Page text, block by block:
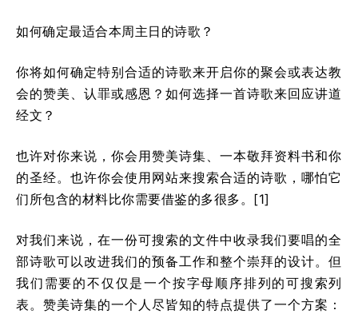
如何确定最适合本周主日的诗歌？
你将如何确定特别合适的诗歌来开启你的聚会或表达教
会的赞美、认罪或感恩？如何选择一首诗歌来回应讲道
经文？
也许对你来说，你会用赞美诗集、一本敬拜资料书和你
的圣经。也许你会使用网站来搜索合适的诗歌，哪怕它
们所包含的材料比你需要借鉴的多很多。[1]
对我们来说，在一份可搜索的文件中收录我们要唱的全
部诗歌可以改进我们的预备工作和整个崇拜的设计。但
我们需要的不仅仅是一个按字母顺序排列的可搜索列
表。赞美诗集的一个人尽皆知的特点提供了一个方案：